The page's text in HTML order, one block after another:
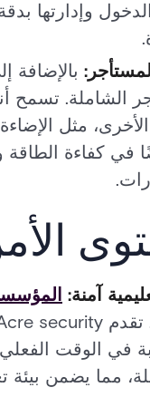
وإدارتها
الشاملة. تسمح
الأخرى، مثل
في كفاءة
آمنة:
في الوقت
مما يضمن بيئة